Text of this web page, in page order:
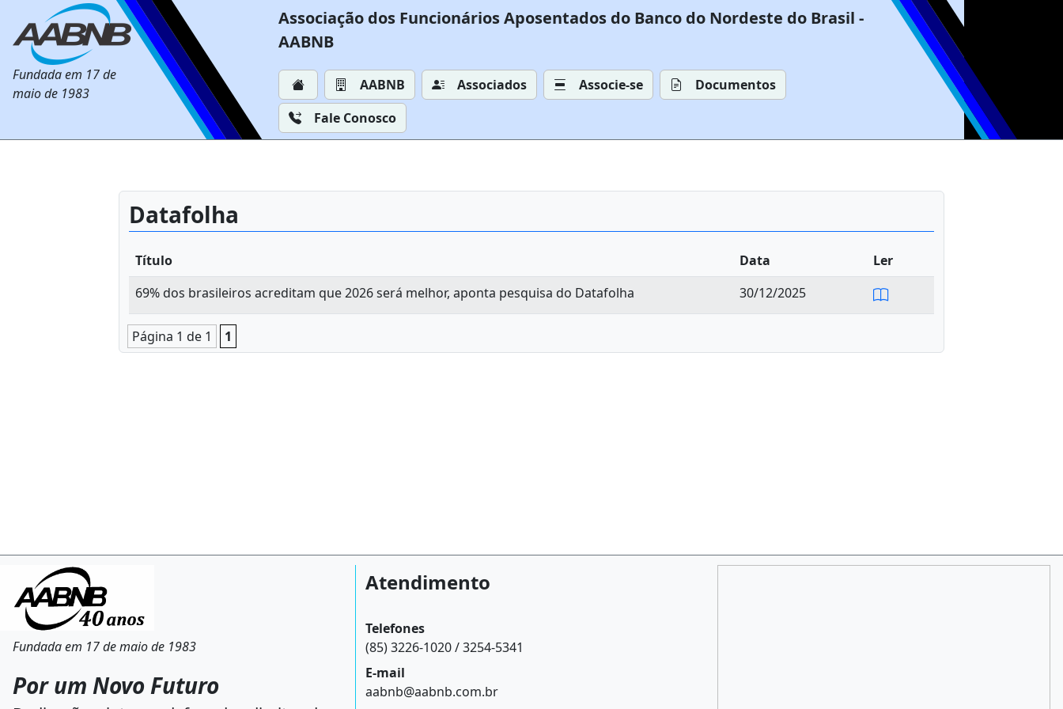
Fundada em 17 de
maio de 1983
Associação dos Funcionários Aposentados do Banco do Nordeste do Brasil -
AABNB
AABNB Associados Associe-se
Documentos
Fale Conosco
Datafolha
Título Data
Ler
69% dos brasileiros acreditam que 2026 será melhor, aponta pesquisa do Datafolha
30/12/2025
Página 1 de 1 1
Fundada em 17 de maio de 1983
Por um Novo Futuro
Atendimento
Telefones
(85) 3226-1020 / 3254-5341
E-mail
aabnb@aabnb.com.br